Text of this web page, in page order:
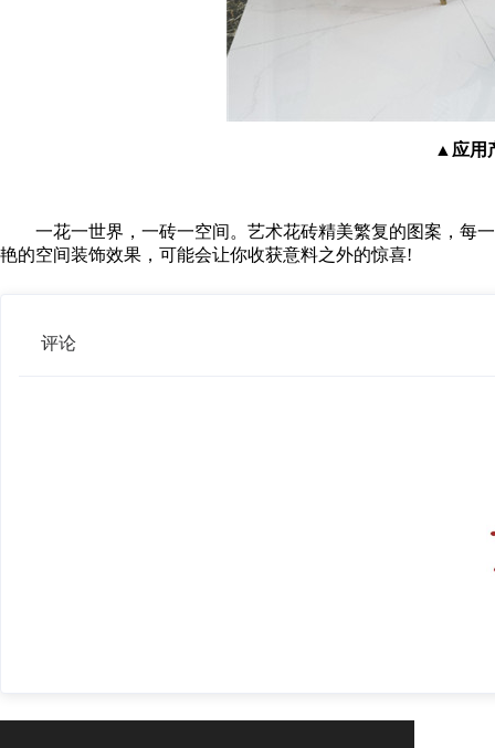
▲应用
一花一世界，一砖一空间。艺术花砖精美繁复的图案，每一
艳的空间装饰效果，可能会让你收获意料之外的惊喜!
评论